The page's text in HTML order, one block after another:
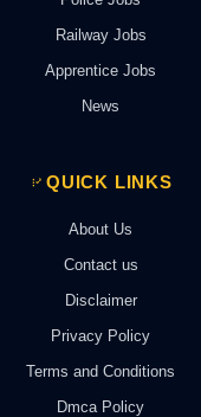
Railway Jobs
Apprentice Jobs
News
QUICK LINKS
About Us
Contact us
Disclaimer
Privacy Policy
Terms and Conditions
Dmca Policy